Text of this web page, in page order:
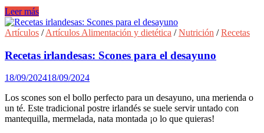
Recetas
de
Helados
otoñales.
Leer más
Artículos /Artículos Alimentación y dietética /Nutrición /Recetas
Recetas irlandesas: Scones para el desayuno
18/09/202418/09/2024
Los scones son el bollo perfecto para un desayuno, una merienda o
un té. Este tradicional postre irlandés se suele servir untado con
mantequilla, mermelada, nata montada ¡o lo que quieras!